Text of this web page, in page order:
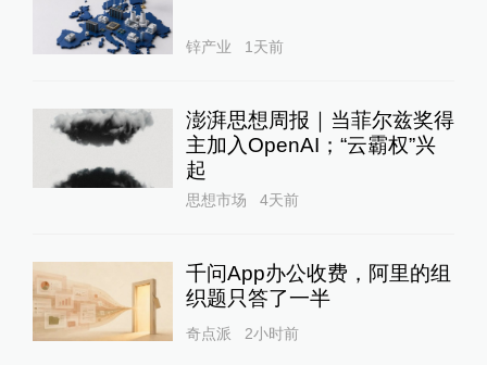
锌产业 1天前
澎湃思想周报｜当菲尔兹奖得
主加入OpenAI；“云霸权”兴
起
思想市场 4天前
千问App办公收费，阿里的组
织题只答了一半
奇点派 2小时前